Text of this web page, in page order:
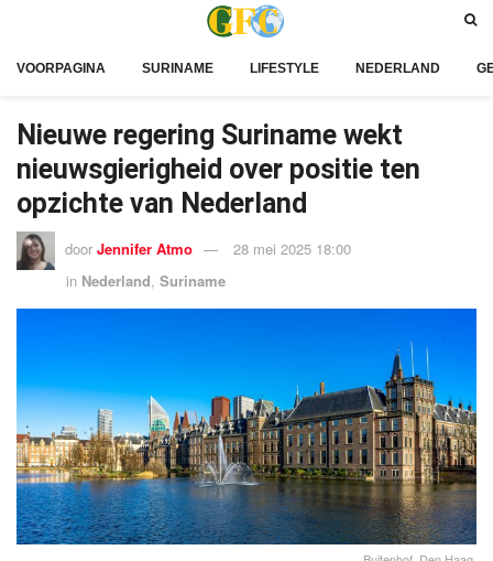
VOORPAGINA SURINAME LIFESTYLE NEDERLAND
Nieuwe regering Suriname wekt
nieuwsgierigheid over positie ten
opzichte van Nederland
door Jennifer Atmo
28 mei 2025 18:00
in Nederland, Suriname